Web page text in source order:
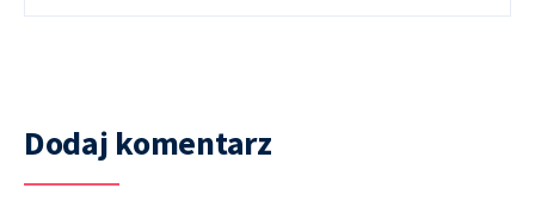
Dodaj komentarz